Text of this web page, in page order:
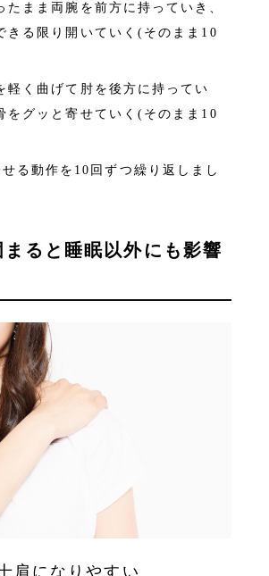
たまま両腕を前方に持っていき、
きる限り開いていく(そのまま10
軽く曲げて肘を後方に持ってい
をグッと寄せていく(そのまま10
る動作を10回ずつ繰り返しまし
まると睡眠以外にも影響
肩になりやすい